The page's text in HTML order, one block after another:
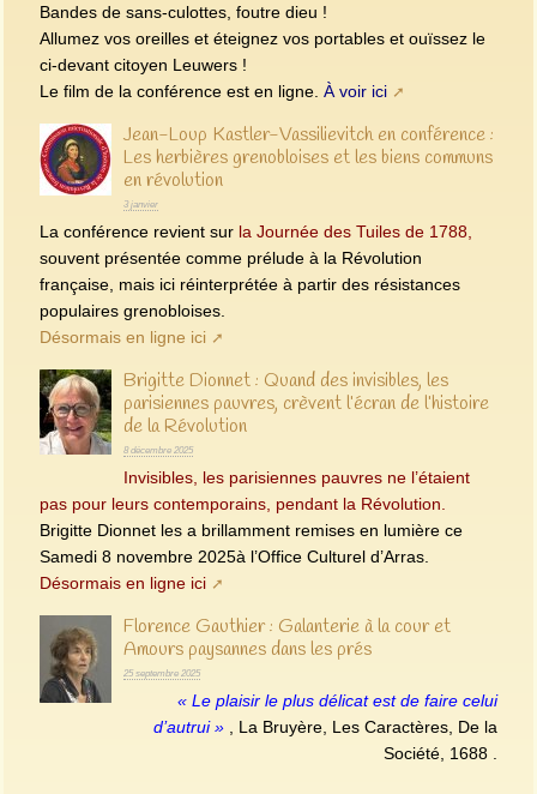
Bandes de sans-culottes, foutre dieu !
Allumez vos oreilles et éteignez vos portables et ouïssez le
ci-devant citoyen Leuwers !
Le film de la conférence est en ligne. À voir ici
Jean-Loup Kastler-Vassilievitch en conférence :
Les herbières grenobloises et les biens communs
en révolution
3 janvier
La conférence revient sur la Journée des Tuiles de 1788,
souvent présentée comme prélude à la Révolution
française, mais ici réinterprétée à partir des résistances
populaires grenobloises.
Désormais en ligne ici
Brigitte Dionnet : Quand des invisibles, les
parisiennes pauvres, crèvent l’écran de l’histoire
de la Révolution
8 décembre 2025
Invisibles, les parisiennes pauvres ne l’étaient
pas pour leurs contemporains, pendant la Révolution.
Brigitte Dionnet les a brillamment remises en lumière ce
Samedi 8 novembre 2025à l’Office Culturel d’Arras.
Désormais en ligne ici
Florence Gauthier : Galanterie à la cour et
Amours paysannes dans les prés
25 septembre 2025
« Le plaisir le plus délicat est de faire celui
d’autrui »
, La Bruyère, Les Caractères, De la
Société, 1688 .